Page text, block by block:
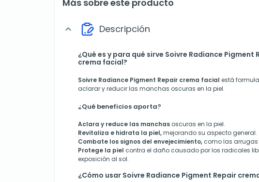
Más sobre este producto
expand_more Descripción
¿Qué es y para qué sirve Soivre Radiance Pigment
crema facial?
Soivre Radiance Pigment Repair crema facial está
aclarar y reducir las manchas oscuras en la piel.
¿Qué beneficios aporta?
Aclara y reduce las manchas oscuras en la piel.
Revitaliza e hidrata la piel,mejorando su aspecto general.
Combate los signos del envejecimiento, como las arrugas
Protege la piel contra el daño causado por los radicales
exposición al sol.
¿Cómo usar Soivre Radiance Pigment Repair